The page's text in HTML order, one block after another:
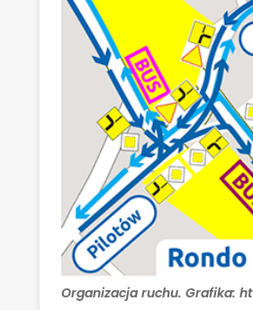
Organizacja ruchu. Grafika: